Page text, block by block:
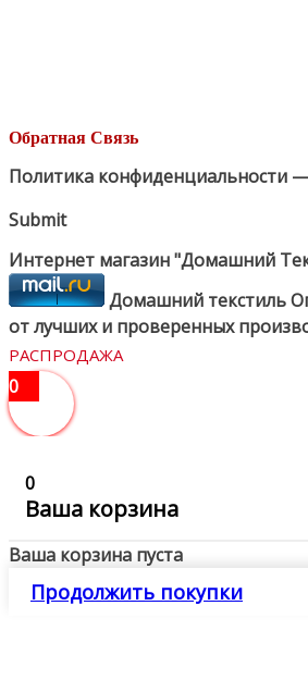
Обратная Связь
Политика конфиденциальности
Submit
Интернет магазин "Домашний
Домашний текстиль
от лучших и проверенных
РАСПРОДАЖА
0
0
Ваша корзина
Ваша корзина пуста
Продолжить покупки